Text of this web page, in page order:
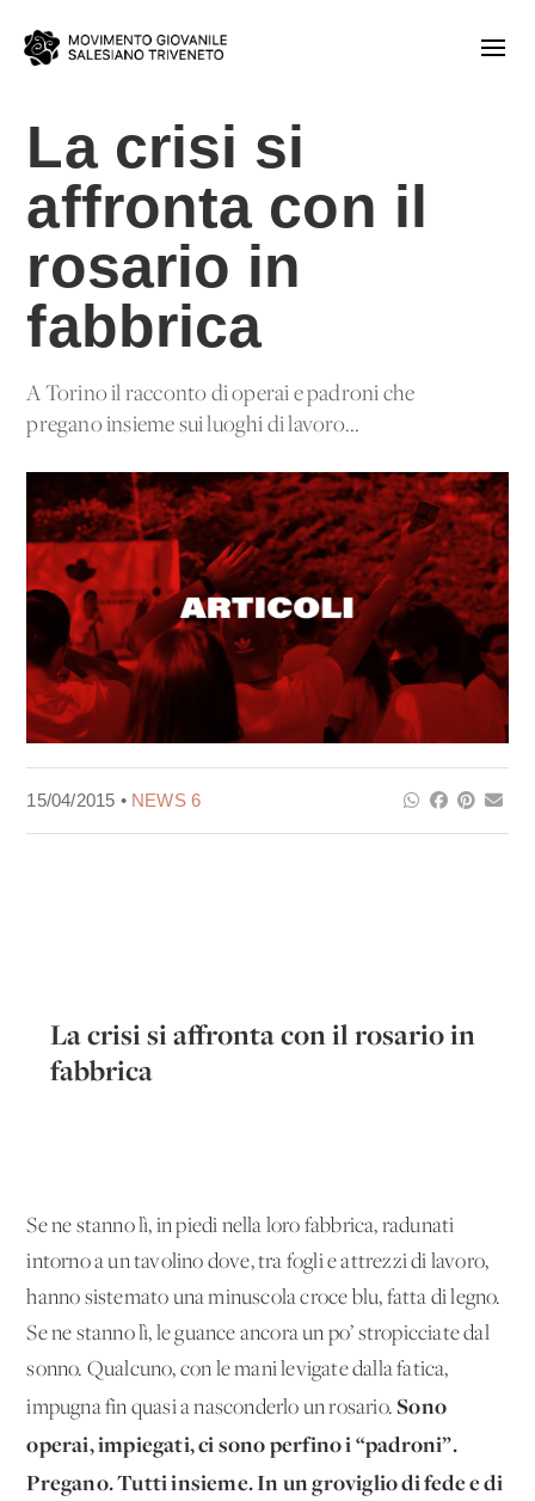
La crisi si
affronta con il
rosario in
fabbrica
A Torino il racconto di operai e padroni che
pregano insieme sui luoghi di lavoro...
15/04/2015 • NEWS 6
La crisi si affronta con il rosario in
fabbrica
Se ne stanno lì, in piedi nella loro fabbrica, radunati
intorno a un tavolino dove, tra fogli e attrezzi di lavoro,
hanno sistemato una minuscola croce blu, fatta di legno.
Se ne stanno lì, le guance ancora un po’ stropicciate dal
sonno. Qualcuno, con le mani levigate dalla fatica,
impugna fin quasi a nasconderlo un rosario.Sono
operai, impiegati, ci sono perfino i “padroni”.
Pregano. Tutti insieme. In un groviglio di fede e di